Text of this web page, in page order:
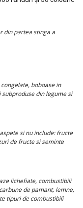
din partea stinga a
boboase in
din legume si
si nu include: fructe
de fructe si seminte
lichefiate, combustibili
de pamant, lemne,
tipuri de combustibili